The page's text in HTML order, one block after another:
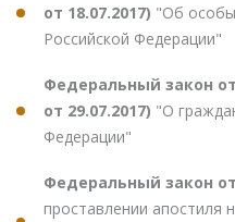
от 18.07.2017) "Об
Российской Федерации"
Федеральный закон
от 29.07.2017) "О
Федерации"
Федеральный закон от
проставлении апостиля